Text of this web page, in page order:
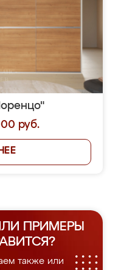
руб.
ПРИМЕРЫ
также или